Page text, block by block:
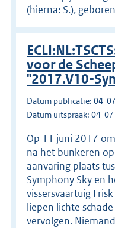
(hierna: S.),
voor de
"2017.V10-
Datum publicatie: 04-
Datum uitspraak: 04-
Op 11 juni 2017
na het bunkeren
aanvaring plaats
Symphony Sky en
vissersvaartuig
liepen lichte
vervolgen.